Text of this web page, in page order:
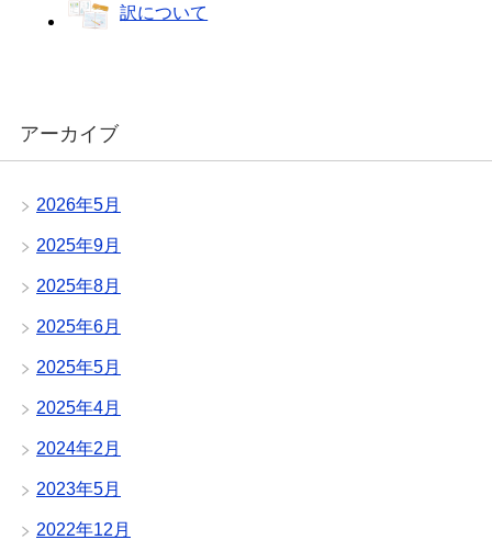
訳について
アーカイブ
2026年5月
2025年9月
2025年8月
2025年6月
2025年5月
2025年4月
2024年2月
2023年5月
2022年12月